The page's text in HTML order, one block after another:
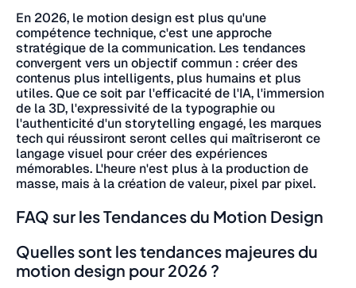
En 2026, le motion design est plus qu'une
compétence technique, c'est une approche
stratégique de la communication. Les tendances
convergent vers un objectif commun : créer des
contenus plus intelligents, plus humains et plus
utiles. Que ce soit par l'efficacité de l'IA, l'immersion
de la 3D, l'expressivité de la typographie ou
l'authenticité d'un storytelling engagé, les marques
tech qui réussiront seront celles qui maîtriseront ce
langage visuel pour créer des expériences
mémorables. L'heure n'est plus à la production de
masse, mais à la création de valeur, pixel par pixel.
FAQ sur les Tendances du Motion Design
Quelles sont les tendances majeures du
motion design pour 2026 ?